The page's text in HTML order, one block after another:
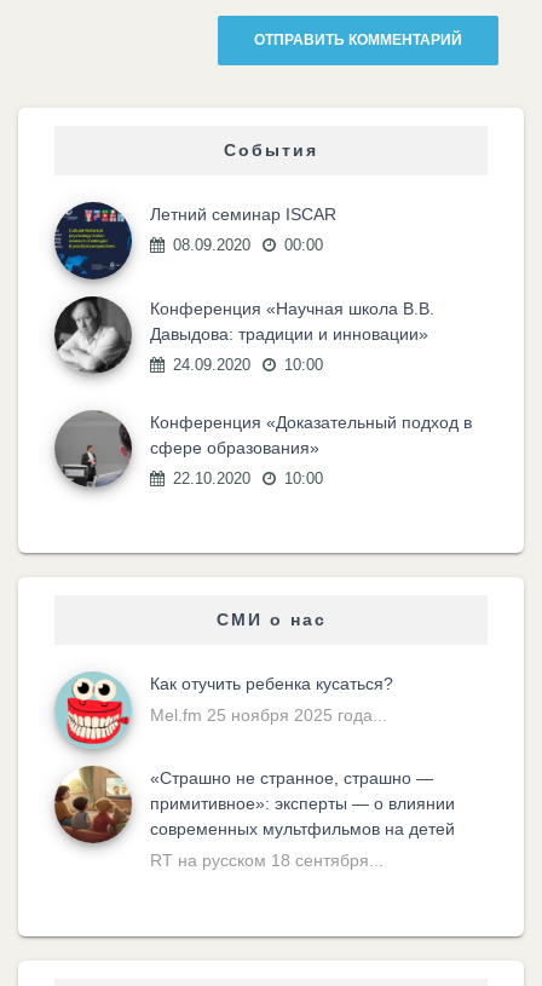
События
Летний семинар ISCAR
08.09.2020 00:00
Конференция «Научная школа В.В.
Давыдова: традиции и инновации»
24.09.2020 10:00
Конференция «Доказательный подход в
сфере образования»
22.10.2020 10:00
СМИ о нас
Как отучить ребенка кусаться?
Mel.fm 25 ноября 2025 года...
«Cтрашно не странное, страшно —
примитивное»: эксперты — о влиянии
современных мультфильмов на детей
RT на русском 18 сентября...